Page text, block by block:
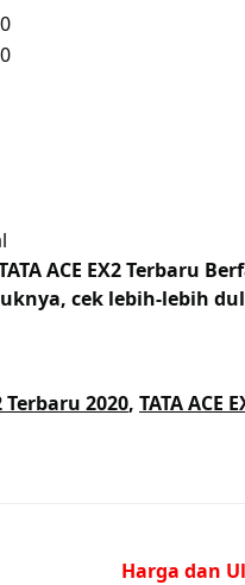
ACE EX2 Terbaru
cek lebih-lebih
Terbaru 2020, TATA ACE
Harga dan